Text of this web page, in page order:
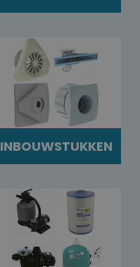
INBOUWSTUKKEN